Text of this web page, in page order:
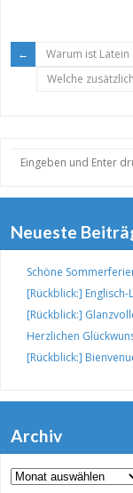
Warum ist
Welche
Neueste
Schöne
[Rückblick:]
[Rückblick:]
Herzlichen
[Rückblick:]
Archiv
Archiv